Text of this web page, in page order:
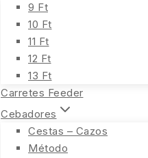
9 Ft
10 Ft
11 Ft
12 Ft
13 Ft
Carretes Feeder
Cebadores
Cestas – Cazos
Método